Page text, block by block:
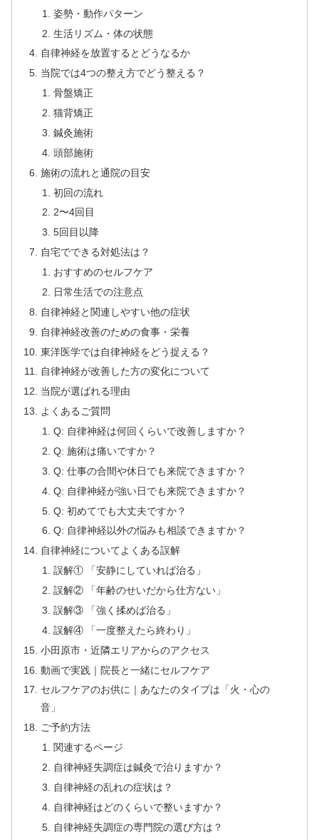
姿勢・動作パターン
生活リズム・体の状態
自律神経を放置するとどうなるか
当院では4つの整え方でどう整える？
骨盤矯正
猫背矯正
鍼灸施術
頭部施術
施術の流れと通院の目安
初回の流れ
2〜4回目
5回目以降
自宅でできる対処法は？
おすすめのセルフケア
日常生活での注意点
自律神経と関連しやすい他の症状
自律神経改善のための食事・栄養
東洋医学では自律神経をどう捉える？
自律神経が改善した方の変化について
当院が選ばれる理由
よくあるご質問
Q: 自律神経は何回くらいで改善しますか？
Q: 施術は痛いですか？
Q: 仕事の合間や休日でも来院できますか？
Q: 自律神経が強い日でも来院できますか？
Q: 初めてでも大丈夫ですか？
Q: 自律神経以外の悩みも相談できますか？
自律神経についてよくある誤解
誤解① 「安静にしていれば治る」
誤解② 「年齢のせいだから仕方ない」
誤解③ 「強く揉めば治る」
誤解④ 「一度整えたら終わり」
小田原市・近隣エリアからのアクセス
動画で実践｜院長と一緒にセルフケア
セルフケアのお供に｜あなたのタイプは「火・心の
音」
ご予約方法
関連するページ
自律神経失調症は鍼灸で治りますか？
自律神経の乱れの症状は？
自律神経はどのくらいで整いますか？
自律神経失調症の専門院の選び方は？